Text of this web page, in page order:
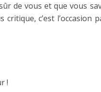
de vous et que vous
c’est l’occasion
!